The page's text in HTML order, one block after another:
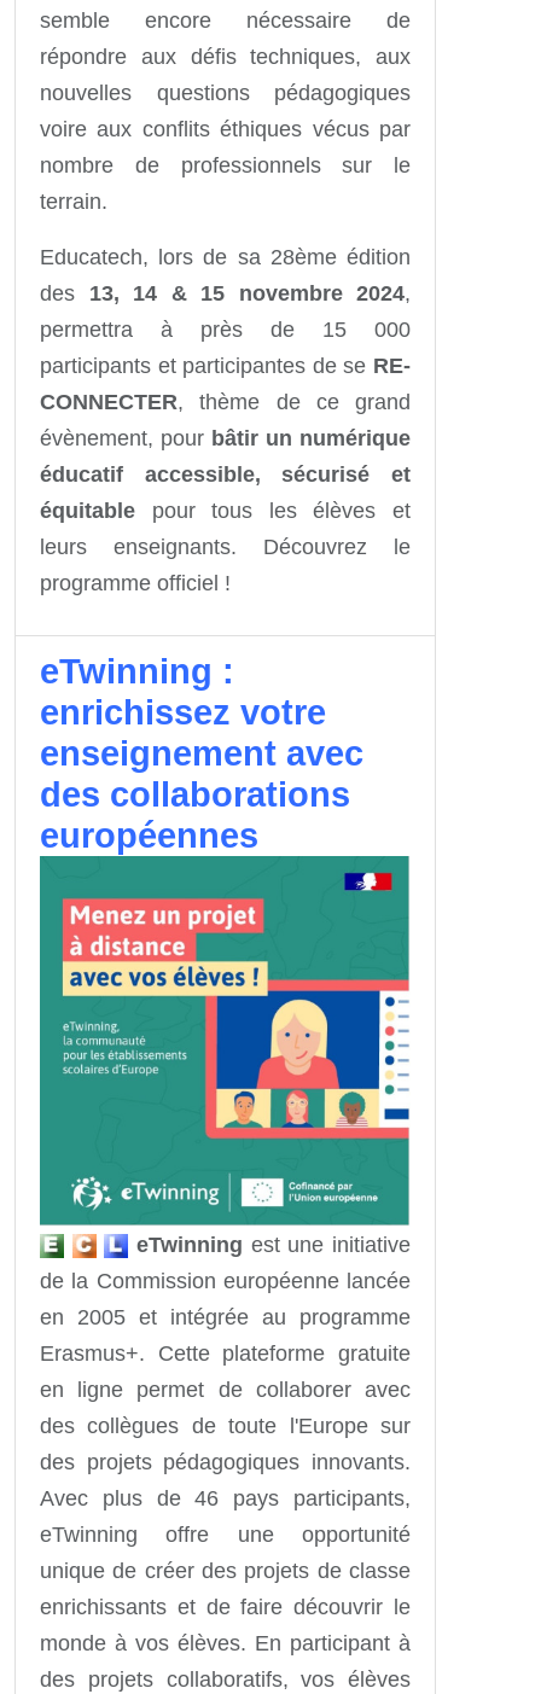
semble encore nécessaire de
répondre aux défis techniques, aux
nouvelles questions pédagogiques
voire aux conflits éthiques vécus par
nombre de professionnels sur le
terrain.
Educatech, lors de sa 28ème édition
des 13, 14 & 15 novembre 2024,
permettra à près de 15 000
participants et participantes de se RE-
CONNECTER, thème de ce grand
évènement, pour bâtir un numérique
éducatif accessible, sécurisé et
équitable pour tous les élèves et
leurs enseignants. Découvrez le
programme officiel !
eTwinning :
enrichissez votre
enseignement avec
des collaborations
européennes
eTwinning est une initiative
de la Commission européenne lancée
en 2005 et intégrée au programme
Erasmus+. Cette plateforme gratuite
en ligne permet de collaborer avec
des collègues de toute l'Europe sur
des projets pédagogiques innovants.
Avec plus de 46 pays participants,
eTwinning offre une opportunité
unique de créer des projets de classe
enrichissants et de faire découvrir le
monde à vos élèves. En participant à
des projets collaboratifs, vos élèves